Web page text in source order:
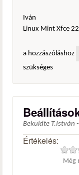
Iván
Linux Mint Xfce 22
a hozzászóláshoz
szükséges
Beküldte T.István -
Értékelés:
Még